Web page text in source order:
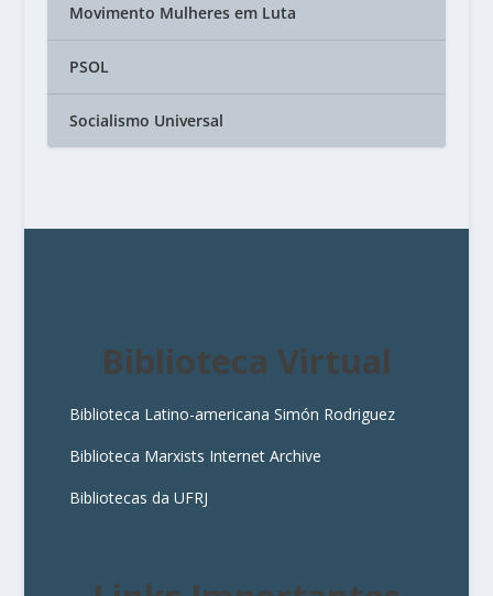
Movimento Mulheres em Luta
PSOL
Socialismo Universal
Biblioteca Virtual
Biblioteca Latino-americana Simón Rodriguez
Biblioteca Marxists Internet Archive
Bibliotecas da UFRJ